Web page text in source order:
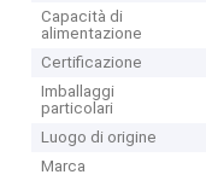
Capacità di
alimentazione
Certificazione
Imballaggi
particolari
Luogo di origine
Marca